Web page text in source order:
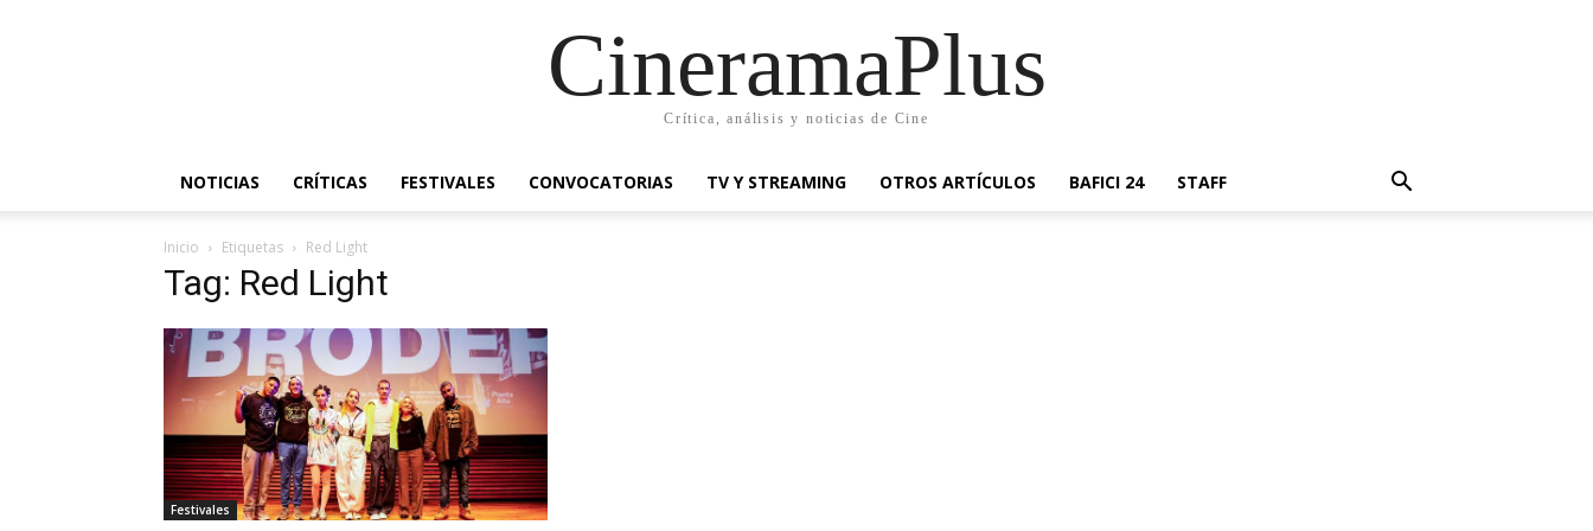
CineramaPlus
Crítica, análisis y noticias de Cine
NOTICIAS CRÍTICAS FESTIVALES CONVOCATORIAS TV Y STREAMING OTROS ARTÍCULOS BAFICI 24 STAFF
Inicio Etiquetas Red Light
Tag: Red Light
Festivales